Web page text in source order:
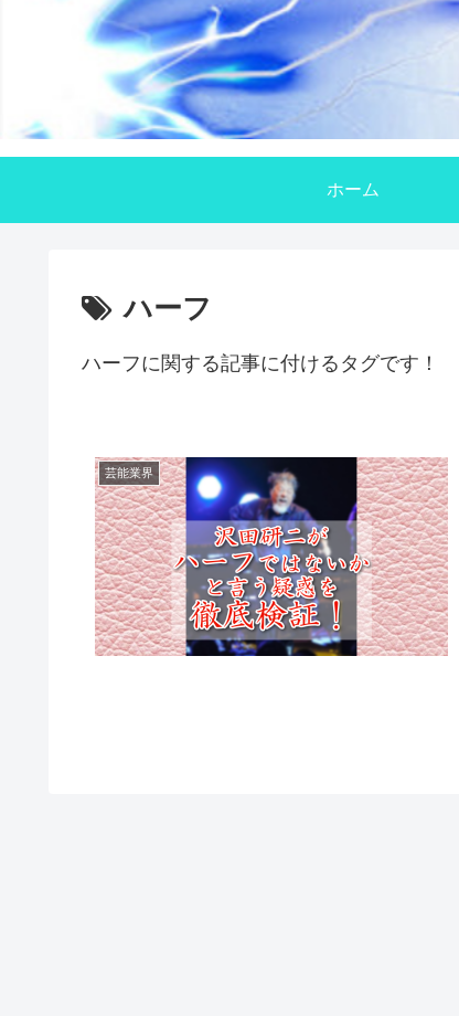
ホーム
ハーフ
ハーフに関する記事に付けるタグです！
芸能業界